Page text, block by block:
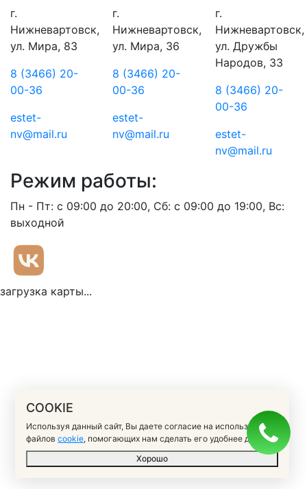
г.
Нижневартовск,
ул. Мира, 83
8 (3466) 20-
00-36
estet-
nv@mail.ru
г.
Нижневартовск,
ул. Мира, 36
8 (3466) 20-
00-36
estet-
nv@mail.ru
г.
Нижневартовск,
ул. Дружбы
Народов, 33
8 (3466) 20-
00-36
estet-
nv@mail.ru
Режим работы:
Пн - Пт: с 09:00 до 20:00, Сб: с 09:00 до 19:00, Вс:
выходной
загрузка карты...
COOKIE
Используя данный сайт, Вы даете согласие на использование
файловcookie, помогающих нам сделать его удобнее для вас.
Хорошо